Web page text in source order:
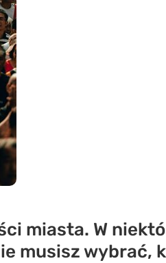
miasta. W
musisz wybrać,